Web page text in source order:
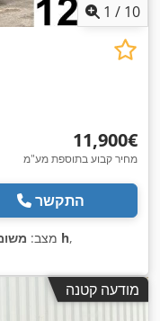
1 / 10
‏11,900 ‏€
מחיר קבוע בתוספת מע"מ
התקשר
מצב: 2,403 h,
מודעה קטנה